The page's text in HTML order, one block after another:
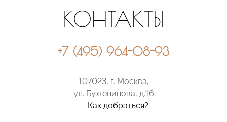
КОНТАКТЫ
+7 (495) 964-08-93
107023, г. Москва,
ул. Буженинова, д.16
— Как добраться?